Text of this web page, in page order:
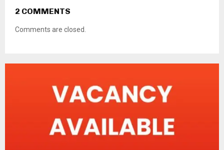
2 COMMENTS
Comments are closed.